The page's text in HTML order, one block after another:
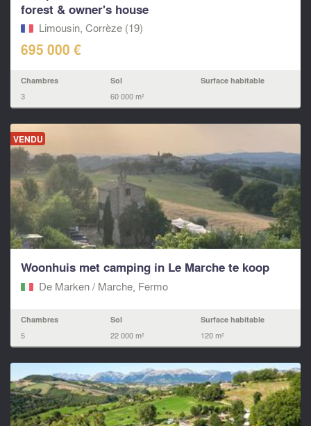
forest & owner's house
Limousin, Corrèze (19)
695 000 €
Chambres
3
Sol
60 000 m²
Surface habitable
VENDU
Woonhuis met camping in Le Marche te koop
De Marken / Marche, Fermo‎
Chambres
5
Sol
22 000 m²
Surface habitable
120 m²